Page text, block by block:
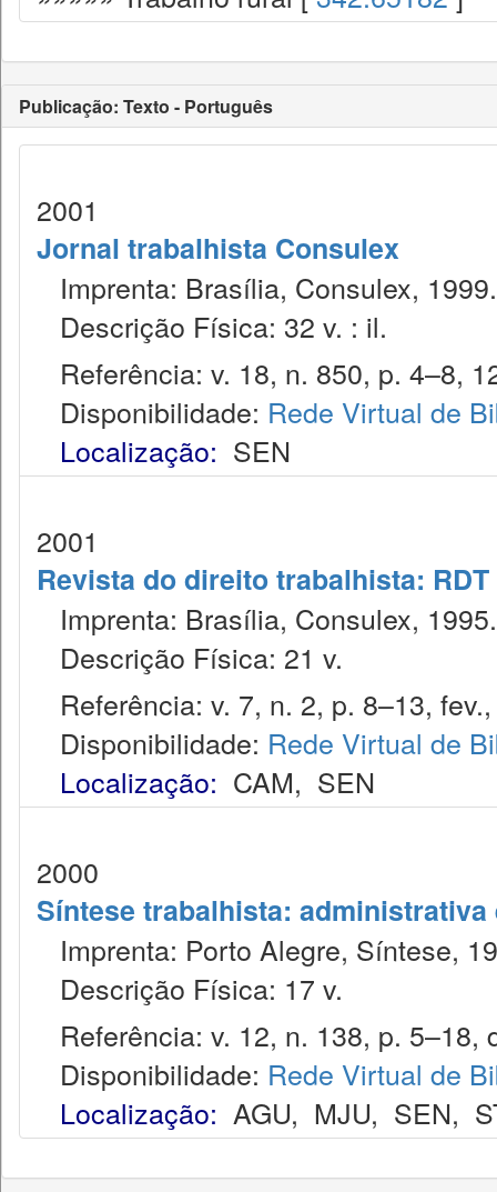
Publicação: Texto - Português
2001
Jornal trabalhista Consulex
Imprenta: Brasília, Consulex, 1999.
Descrição Física: 32 v. : il.
Referência: v. 18, n. 850, p. 4–8,
Disponibilidade: Rede Virtual de
Localização: SEN
2001
Revista do direito trabalhista: RDT
Imprenta: Brasília, Consulex, 1995.
Descrição Física: 21 v.
Referência: v. 7, n. 2, p. 8–13,
Disponibilidade: Rede Virtual de
Localização: CAM, SEN
2000
Síntese trabalhista:
Imprenta: Porto Alegre, Síntese,
Descrição Física: 17 v.
Referência: v. 12, n. 138, p. 5–18,
Disponibilidade: Rede Virtual de
Localização: AGU, MJU, SEN,